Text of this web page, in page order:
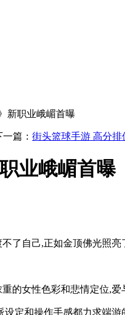
新职业峨嵋首曝
一篇： 街头篮球手游 高分排
业峨嵋首曝
了自己,正如金顶佛光照
的女性色彩和悲情定位,
定和操作手感都力求端